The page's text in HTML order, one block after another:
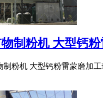
制粉机 大型钙
制粉机 大型钙粉雷蒙磨加